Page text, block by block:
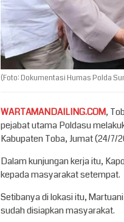
(Foto: Dokumentasi Humas Polda
WARTAMANDAILING.COM,
pejabat utama Poldasu
Kabupaten Toba, Jumat (24/7/
Dalam kunjungan kerja itu,
kepada masyarakat setempat.
Setibanya di lokasi itu,
sudah disiapkan masyarakat.